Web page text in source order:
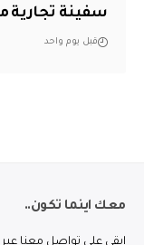
سفينة تجارية
قبل يوم واحد
معك اينما تكون..
ابقى على تواصل معنا